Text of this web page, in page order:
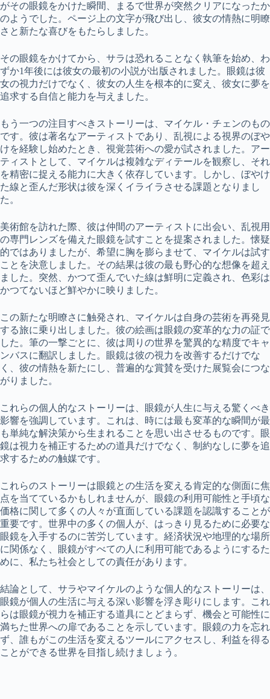
がその眼鏡をかけた瞬間、まるで世界が突然クリアになったか
のようでした。ページ上の文字が飛び出し、彼女の情熱に明瞭
さと新たな喜びをもたらしました。
その眼鏡をかけてから、サラは恐れることなく執筆を始め、わ
ずか1年後には彼女の最初の小説が出版されました。眼鏡は彼
女の視力だけでなく、彼女の人生を根本的に変え、彼女に夢を
追求する自信と能力を与えました。
もう一つの注目すべきストーリーは、マイケル・チェンのもの
です。彼は著名なアーティストであり、乱視による視界のぼや
けを経験し始めたとき、視覚芸術への愛が試されました。アー
ティストとして、マイケルは複雑なディテールを観察し、それ
を精密に捉える能力に大きく依存しています。しかし、ぼやけ
た線と歪んだ形状は彼を深くイライラさせる課題となりまし
た。
美術館を訪れた際、彼は仲間のアーティストに出会い、乱視用
の専門レンズを備えた眼鏡を試すことを提案されました。懐疑
的ではありましたが、希望に胸を膨らませて、マイケルは試す
ことを決意しました。その結果は彼の最も野心的な想像を超え
ました。突然、かつて歪んでいた線は鮮明に定義され、色彩は
かつてないほど鮮やかに映りました。
この新たな明瞭さに触発され、マイケルは自身の芸術を再発見
する旅に乗り出しました。彼の絵画は眼鏡の変革的な力の証で
した。筆の一撃ごとに、彼は周りの世界を驚異的な精度でキャ
ンバスに翻訳しました。眼鏡は彼の視力を改善するだけでな
く、彼の情熱を新たにし、普遍的な賞賛を受けた展覧会につな
がりました。
これらの個人的なストーリーは、眼鏡が人生に与える驚くべき
影響を強調しています。これは、時には最も変革的な瞬間が最
も単純な解決策から生まれることを思い出させるものです。眼
鏡は視力を補正するための道具だけでなく、制約なしに夢を追
求するための触媒です。
これらのストーリーは眼鏡との生活を変える肯定的な側面に焦
点を当てているかもしれませんが、眼鏡の利用可能性と手頃な
価格に関して多くの人々が直面している課題を認識することが
重要です。世界中の多くの個人が、はっきり見るために必要な
眼鏡を入手するのに苦労しています。経済状況や地理的な場所
に関係なく、眼鏡がすべての人に利用可能であるようにするた
めに、私たち社会としての責任があります。
結論として、サラやマイケルのような個人的なストーリーは、
眼鏡が個人の生活に与える深い影響を浮き彫りにします。これ
らは眼鏡が視力を補正する道具にとどまらず、機会と可能性に
満ちた世界への扉であることを示しています。眼鏡の力を忘れ
ず、誰もがこの生活を変えるツールにアクセスし、利益を得る
ことができる世界を目指し続けましょう。